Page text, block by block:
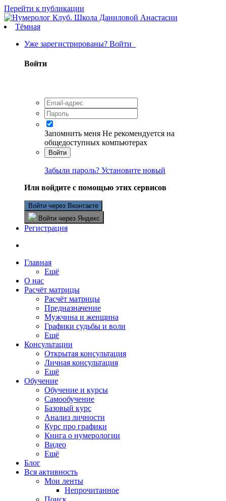
Перейти к публикации
Тёмная
Уже зарегистрированы? Войти
Войти
Запомнить меня Не рекомендуется на
общедоступных компьютерах
Войти
Забыли пароль? Установите новый
Или войдите с помощью этих сервисов
Войти через Вконтакте
Войти через Яндекс
Регистрация
Главная
Ещё
О нас
Расчёт матрицы
Расчёт матрицы
Предназначение
Мужчина и женщина
Графики судьбы и воли
Ещё
Консультации
Открытая консультация
Личная консультация
Ещё
Обучение
Обучение и курсы
Самообучение
Базовый курс
Анализ личности
Курс про графики
Книга о нумерологии
Видео
Ещё
Блог
Вся активность
Мои ленты
Непрочитанное
Поиск